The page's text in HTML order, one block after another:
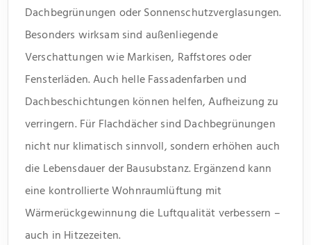
Dachbegrünungen oder Sonnenschutzverglasungen.
Besonders wirksam sind außenliegende
Verschattungen wie Markisen, Raffstores oder
Fensterläden. Auch helle Fassadenfarben und
Dachbeschichtungen können helfen, Aufheizung zu
verringern. Für Flachdächer sind Dachbegrünungen
nicht nur klimatisch sinnvoll, sondern erhöhen auch
die Lebensdauer der Bausubstanz. Ergänzend kann
eine kontrollierte Wohnraumlüftung mit
Wärmerückgewinnung die Luftqualität verbessern –
auch in Hitzezeiten.